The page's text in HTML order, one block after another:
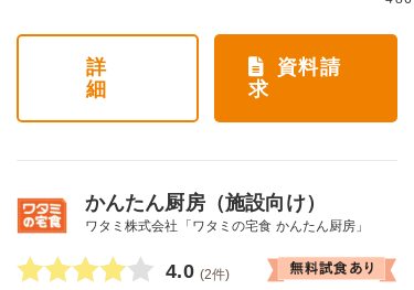
詳
細
資料請
求
かんたん厨房（施設向け）
ワタミ株式会社「ワタミの宅食 かんたん厨房」
4.0 (2件)